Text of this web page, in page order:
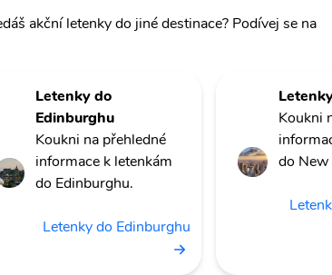
akční letenky do jiné destinace? Podívej se na
Letenky do
Edinburghu
Koukni na přehledné
informace k letenkám
do Edinburghu.
Letenky do Edinburghu
Koukni
do New